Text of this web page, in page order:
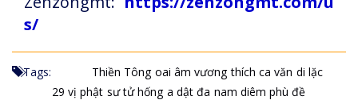
s/
Tags: Thiền Tông oai âm vương thích ca văn di lặc
29 vị phật sư tử hống a dật đa nam diêm phù đề